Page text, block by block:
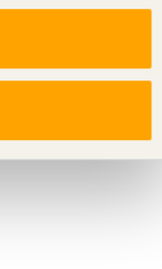
samt